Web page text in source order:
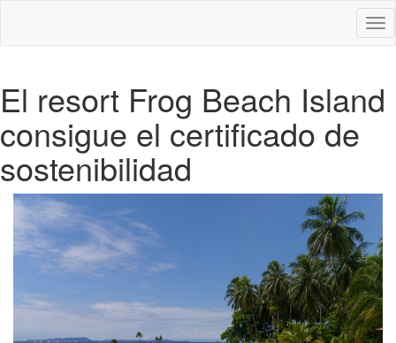
El resort Frog Beach Island
consigue el certificado de
sostenibilidad